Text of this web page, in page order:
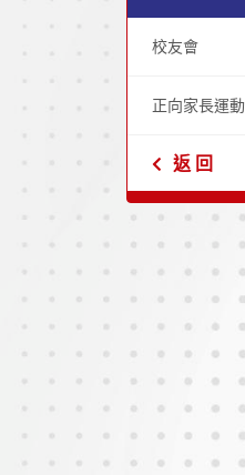
校友會
正向家長運動
返 回